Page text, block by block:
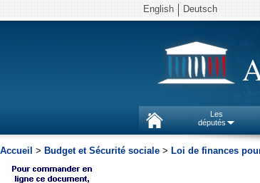
English Deutsch
Les
députés
Accueil > Budget et Sécurité sociale > Loi de finances